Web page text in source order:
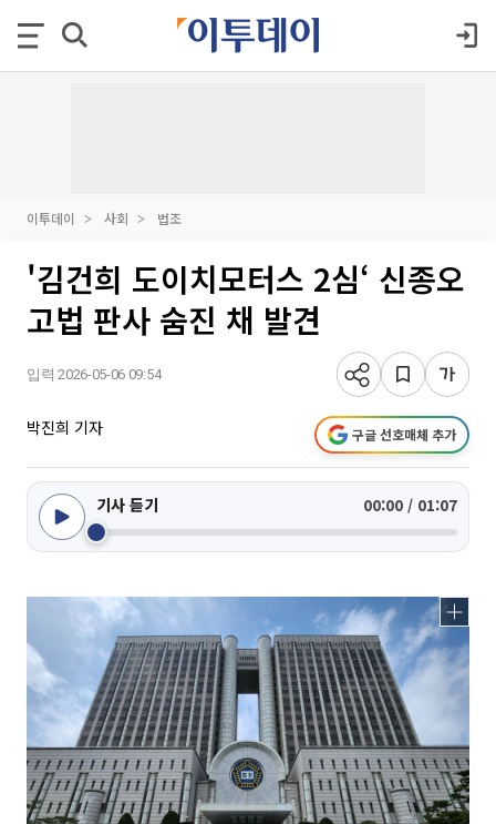
이투데이 사회 법조
'김건희 도이치모터스 2심‘ 신종오
고법 판사 숨진 채 발견
입력 2026-05-06 09:54
박진희 기자 구글 선호매체 추가
기사 듣기 00:00 / 01:07